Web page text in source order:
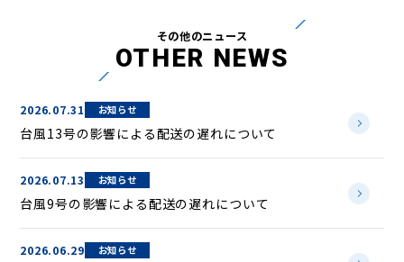
その他のニュース
OTHER NEWS
2026.07.31 お知らせ
台風13号の影響による配送の遅れについて
2026.07.13 お知らせ
台風9号の影響による配送の遅れについて
2026.06.29 お知らせ